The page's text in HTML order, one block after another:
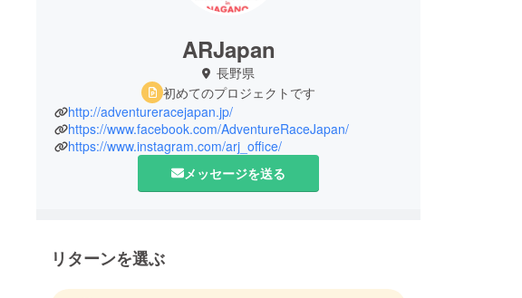
ARJapan
長野県
初めてのプロジェクトです
http://adventureracejapan.jp/
https://www.facebook.com/AdventureRaceJapan/
https://www.instagram.com/arj_office/
メッセージを送る
リターンを選ぶ